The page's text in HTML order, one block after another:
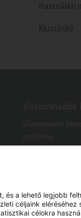
Használati
Kézszárító
a lehető legjobb
céljaink
célokra